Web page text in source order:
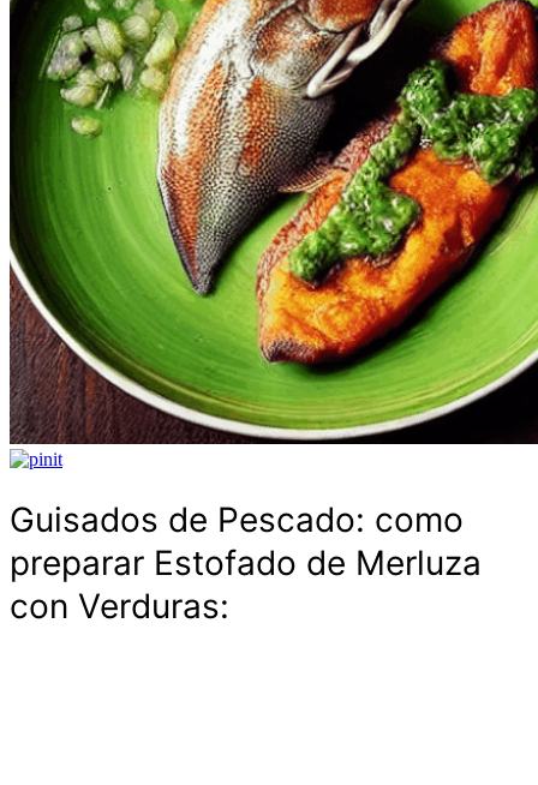
Guisados de Pescado: como
preparar Estofado de Merluza
con Verduras: